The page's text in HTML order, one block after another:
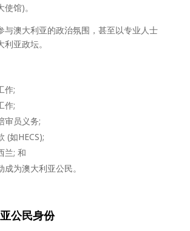
馆)。
与澳大利亚的政治氛围，甚至以专业人士
亚政坛。
作;
作;
审员义务;
(如HECS);
兰; 和
为澳大利亚公民。
亚公民身份